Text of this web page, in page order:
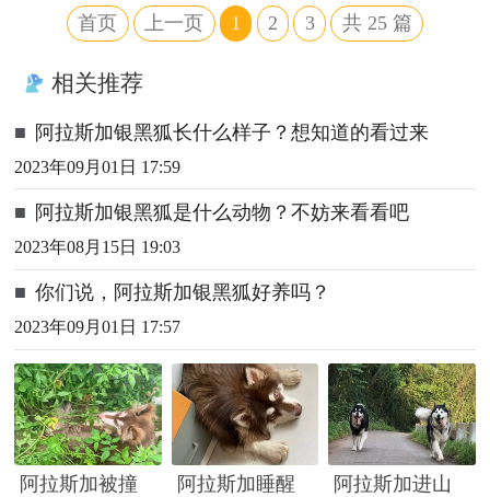
首页 上一页 1 2 3 共25 篇
相关推荐
■ 阿拉斯加银黑狐长什么样子？想知道的看过来
2023年09月01日 17:59
■ 阿拉斯加银黑狐是什么动物？不妨来看看吧
2023年08月15日 19:03
■ 你们说，阿拉斯加银黑狐好养吗？
2023年09月01日 17:57
阿拉斯加被撞
阿拉斯加睡醒
阿拉斯加进山